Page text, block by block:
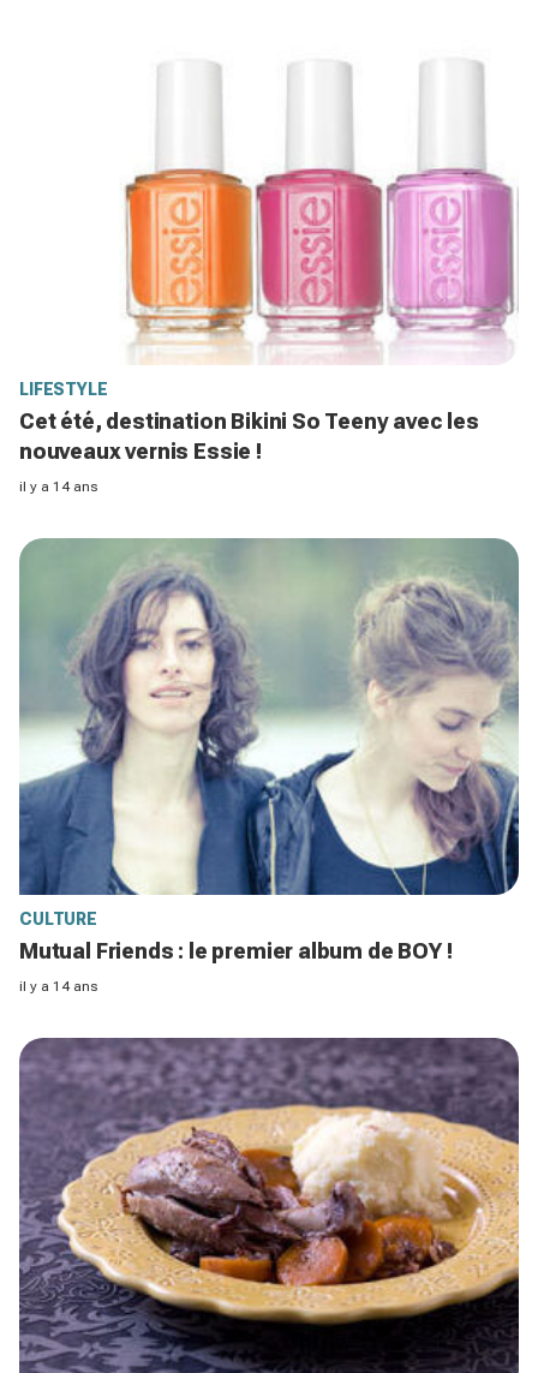
LIFESTYLE
Cet été, destination Bikini So Teeny avec les
nouveaux vernis Essie !
il y a 14 ans
CULTURE
Mutual Friends : le premier album de BOY !
il y a 14 ans